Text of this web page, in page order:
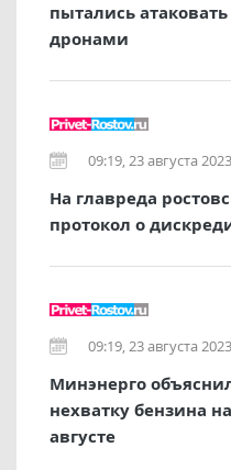
пытались
дронами
09:19, 23 августа 2023
На главреда
протокол о
09:19, 23 августа 2023
Минэнерго
нехватку бензина
августе